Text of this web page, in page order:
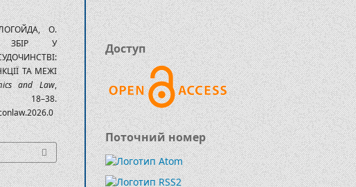
О.
ЗБІР У
ТА МЕЖІ
and Law,
Доступ
Поточний номер